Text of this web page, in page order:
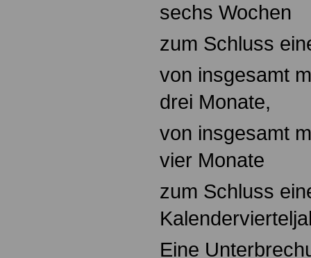
sechs Wochen
zum Schluss
von insgesamt
drei Monate,
von insgesamt
vier Monate
zum Schluss
Eine